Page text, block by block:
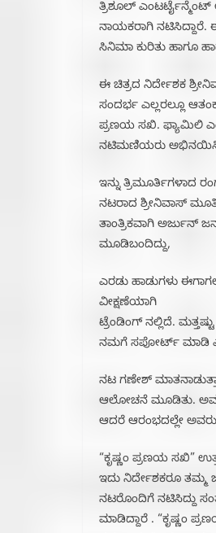
ತ್ರಿಶೂಲ್
ನಾಯಕರಾಗಿ ನಟಿಸಿದ್ದಾರೆ.
ಸಿನಿಮಾ ಕುರಿತು ಹಾಗೂ
ಈ ಚಿತ್ರದ ನಿರ್ದೇಶಕ
ಸಂದರ್ಭ ಎಲ್ಲರಲ್ಲೂ
ಪ್ರಣಯ ಸಖಿ. ಫ್ಯಾಮಿಲಿ
ನಟಿಮಣಿಯರು
ಇನ್ನು ತ್ರಿಮೂರ್ತಿಗಳಾದ
ನಟರಾದ ಶ್ರೀನಿವಾಸ್
ತಾಂತ್ರಿಕವಾಗಿ ಅರ್ಜುನ್
ಮೂಡಿಬಂದಿದ್ದು,
ಎರಡು ಹಾಡುಗಳು
ವೀಕ್ಷಣೆಯಾಗಿ
ಟ್ರೆಂಡಿಂಗ್ ನಲ್ಲಿದೆ.
ನಮಗೆ ಸಪೋರ್ಟ್ ಮಾಡಿ
ನಟ ಗಣೇಶ್
ಆಲೋಚನೆ ಮೂಡಿತು.
ಆದರೆ ಆರಂಭದಲ್ಲೇ
“ಕೃಷ್ಣಂ ಪ್ರಣಯ ಸಖಿ”
ಇದು ನಿರ್ದೇಶಕರೂ ತಮ್ಮ
ನಟರೊಂದಿಗೆ ನಟಿಸಿದ್ದು
ಮಾಡಿದ್ದಾರೆ . “ಕೃಷ್ಣಂ